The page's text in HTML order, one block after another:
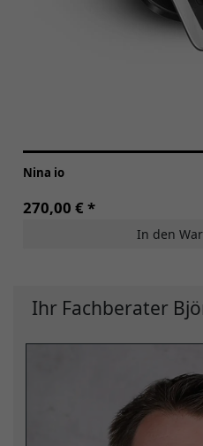
Nina io
270,00 € *
In den
Ihr Fachberater